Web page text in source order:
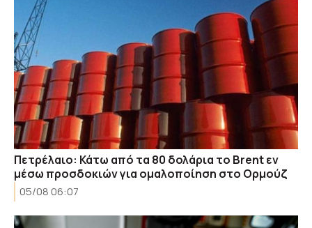
Πετρέλαιο: Κάτω από τα 80 δολάρια το Brent εν
μέσω προσδοκιών για ομαλοποίηση στο Ορμούζ
05/08 06:07